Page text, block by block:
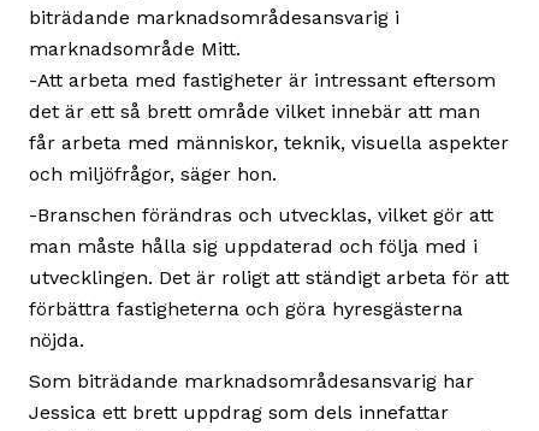
biträdande marknadsområdesansvarig i
marknadsområde Mitt.
-Att arbeta med fastigheter är intressant eftersom
det är ett så brett område vilket innebär att man
får arbeta med människor, teknik, visuella aspekter
och miljöfrågor, säger hon.
-Branschen förändras och utvecklas, vilket gör att
man måste hålla sig uppdaterad och följa med i
utvecklingen. Det är roligt att ständigt arbeta för att
förbättra fastigheterna och göra hyresgästerna
nöjda.
Som biträdande marknadsområdesansvarig har
Jessica ett brett uppdrag som dels innefattar